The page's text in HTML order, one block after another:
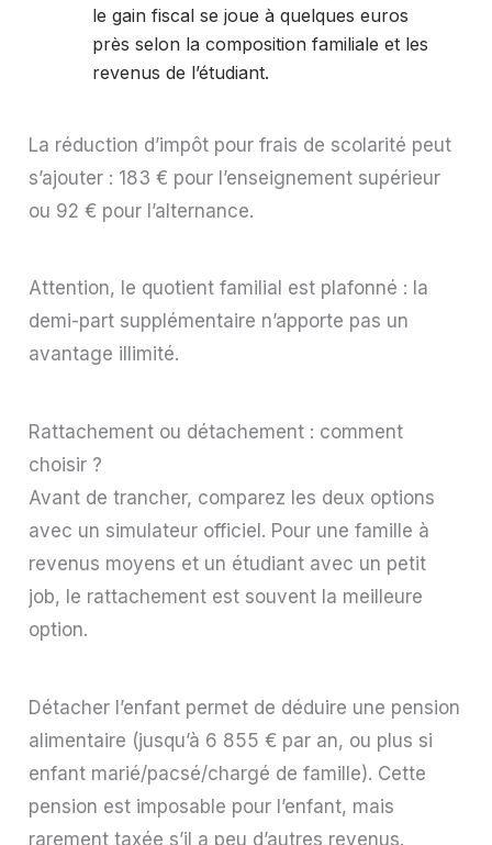
le gain fiscal se joue à quelques euros
près selon la composition familiale et les
revenus de l’étudiant.
La réduction d’impôt pour frais de scolarité peut
s’ajouter : 183 € pour l’enseignement supérieur
ou 92 € pour l’alternance.
Attention, le quotient familial est plafonné : la
demi-part supplémentaire n’apporte pas un
avantage illimité.
Rattachement ou détachement : comment
choisir ?
Avant de trancher, comparez les deux options
avec un simulateur officiel. Pour une famille à
revenus moyens et un étudiant avec un petit
job, le rattachement est souvent la meilleure
option.
Détacher l’enfant permet de déduire une pension
alimentaire (jusqu’à 6 855 € par an, ou plus si
enfant marié/pacsé/chargé de famille). Cette
pension est imposable pour l’enfant, mais
rarement taxée s’il a peu d’autres revenus.